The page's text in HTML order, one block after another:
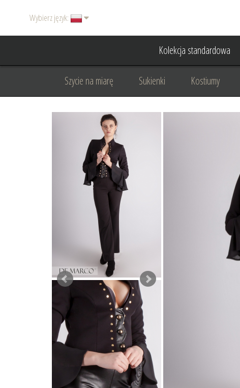
Wybierz język:
Kolekcja standardowa
Szycie na miarę Sukienki Kostiumy
Basic Dodatki Garnitury damskie
Odzież wizytowa